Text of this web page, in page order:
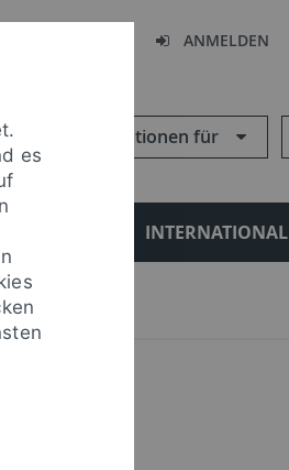
ANMELDEN
Informationen für
INTERNATIONAL
es